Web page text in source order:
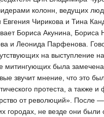
колонн, ведущих
Евгения Чирикова и Тина
Бориса Акунина,
и Леонида Парфенова.
на выступление
митингующих была
звучит мнение, что это
протеста, а также
от революций». После
городах, не везде они